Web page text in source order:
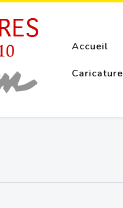
Accueil
Caricature